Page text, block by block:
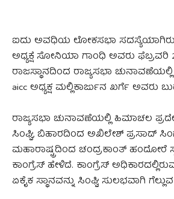
ಐದು ಅವಧಿಯ ಲೋಕಸಭಾ
ಅಧ್ಯಕ್ಷೆ ಸೋನಿಯಾ ಗಾಂಧಿ ಅವರು ಫೆಬ್ರವರಿ
ರಾಜಸ್ಥಾನದಿಂದ ರಾಜ್ಯಸಭಾ ಚುನಾವಣೆಯಲ್ಲಿ
aicc ಅಧ್ಯಕ್ಷ ಮಲ್ಲಿಕಾರ್ಜುನ ಖರ್ಗೆ ಅವರು
ರಾಜ್ಯಸಭಾ ಚುನಾವಣೆಯಲ್ಲಿ ಹಿಮಾಚಲ
ಸಿಂಘ್ವಿ, ಬಿಹಾರದಿಂದ ಅಖಿಲೇಶ್ ಪ್ರಸಾದ್
ಮಹಾರಾಷ್ಟ್ರದಿಂದ ಚಂದ್ರಕಾಂತ್ ಹಂದೋರೆ
ಕಾಂಗ್ರೆಸ್ ಹೇಳಿದೆ. ಕಾಂಗ್ರೆಸ್
ಏಕೈಕ ಸ್ಥಾನವನ್ನು ಸಿಂಘ್ವಿ ಸುಲಭವಾಗಿ